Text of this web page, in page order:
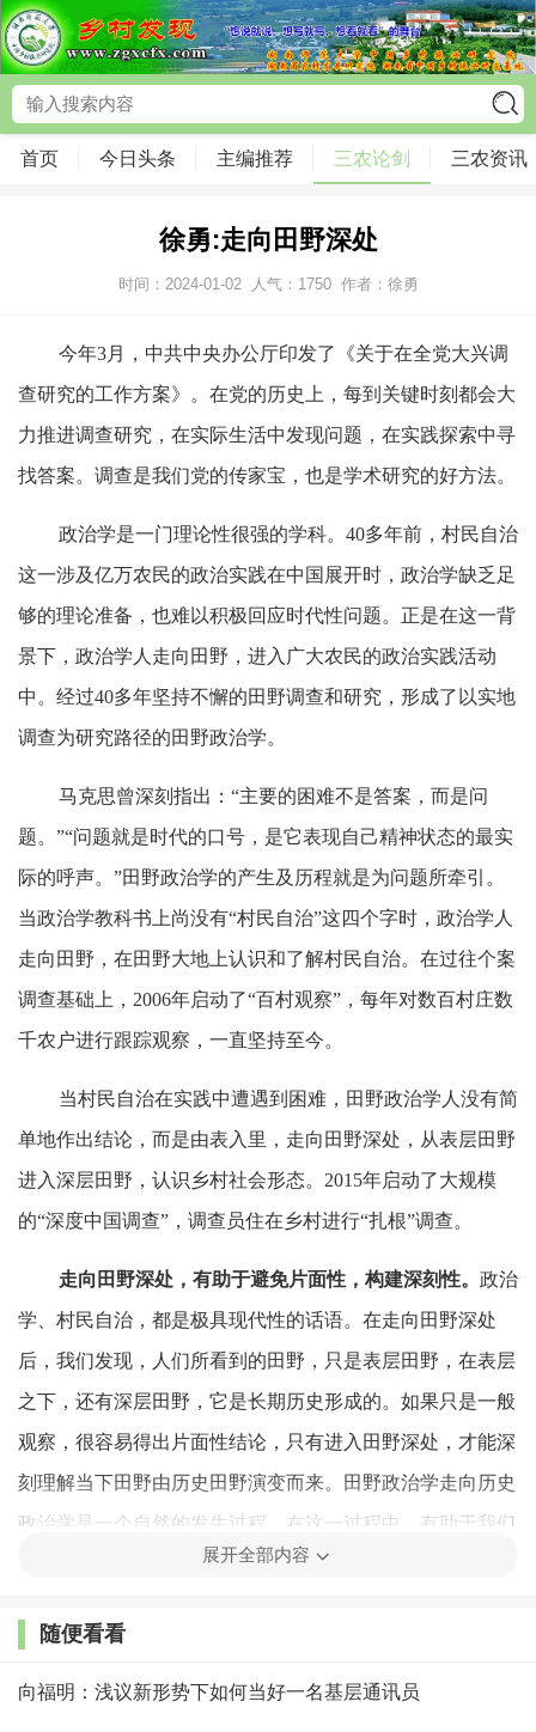
首页 今日头条 主编推荐 三农论剑 三农资讯
徐勇:走向田野深处
时间：2024-01-02 人气： 1750 作者：徐勇
今年3月，中共中央办公厅印发了《关于在全党大兴调
查研究的工作方案》。在党的历史上，每到关键时刻都会大
力推进调查研究，在实际生活中发现问题，在实践探索中寻
找答案。调查是我们党的传家宝，也是学术研究的好方法。
政治学是一门理论性很强的学科。40多年前，村民自治
这一涉及亿万农民的政治实践在中国展开时，政治学缺乏足
够的理论准备，也难以积极回应时代性问题。正是在这一背
景下，政治学人走向田野，进入广大农民的政治实践活动
中。经过40多年坚持不懈的田野调查和研究，形成了以实地
调查为研究路径的田野政治学。
马克思曾深刻指出：“主要的困难不是答案，而是问
题。”“问题就是时代的口号，是它表现自己精神状态的最实
际的呼声。”田野政治学的产生及历程就是为问题所牵引。
当政治学教科书上尚没有“村民自治”这四个字时，政治学人
走向田野，在田野大地上认识和了解村民自治。在过往个案
调查基础上，2006年启动了“百村观察”，每年对数百村庄数
千农户进行跟踪观察，一直坚持至今。
当村民自治在实践中遭遇到困难，田野政治学人没有简
单地作出结论，而是由表入里，走向田野深处，从表层田野
进入深层田野，认识乡村社会形态。2015年启动了大规模
的“深度中国调查”，调查员住在乡村进行“扎根”调查。
走向田野深处，有助于避免片面性，构建深刻性。 政治
学、村民自治，都是极具现代性的话语。在走向田野深处
后，我们发现，人们所看到的田野，只是表层田野，在表层
之下，还有深层田野，它是长期历史形成的。如果只是一般
观察，很容易得出片面性结论，只有进入田野深处，才能深
刻理解当下田野由历史田野演变而来。田野政治学走向历史
政治学是一个自然的发生过程。在这一过程中，有助于我们
加深对政治现象的理解，并作出学理性回答。
走向田野深处，有助于获得主体性，产生原创性。
要看有没有主体性、原创性。”走向田野深处，是因为既有
展开全部内容
随便看看
向福明：浅议新形势下如何当好一名基层通讯员